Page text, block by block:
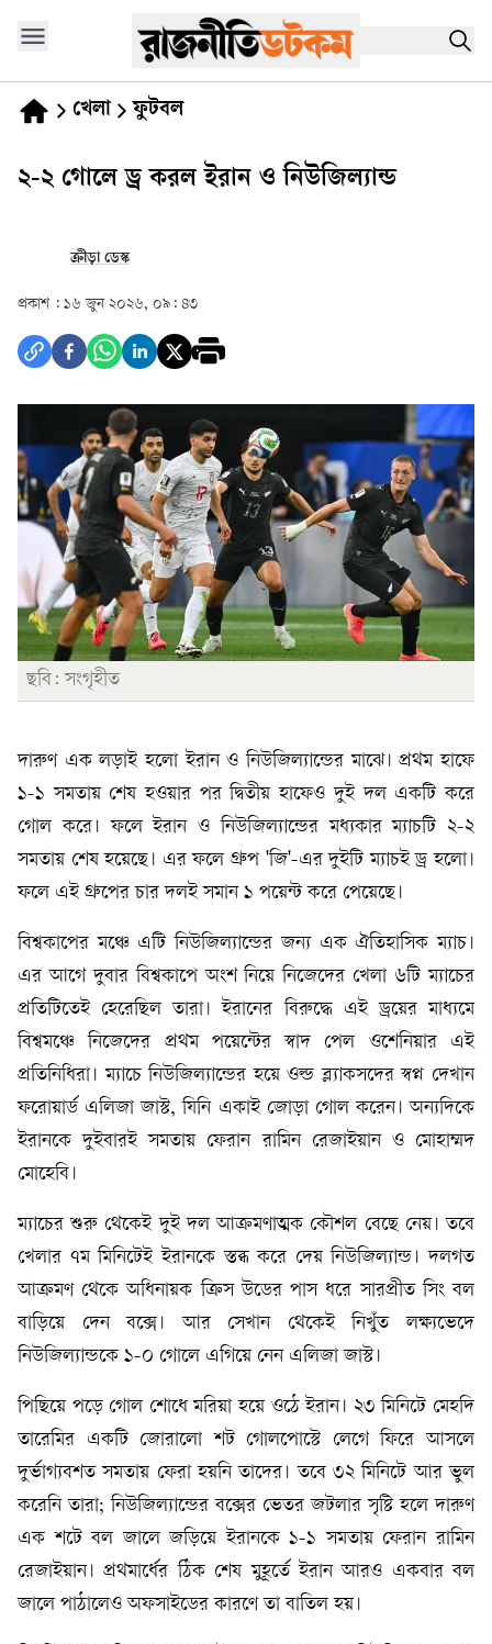
খেলা ফুটবল
২-২ গোলে ড্র করল ইরান ও নিউজিল্যান্ড
ক্রীড়া ডেস্ক
প্রকাশ : ১৬ জুন ২০২৬, ০৯: ৪৩
ছবি: সংগৃহীত
দারুণ এক লড়াই হলো ইরান ও নিউজিল্যান্ডের মাঝে। প্রথম হাফে
১-১ সমতায় শেষ হওয়ার পর দ্বিতীয় হাফেও দুই দল একটি করে
গোল করে। ফলে ইরান ও নিউজিল্যান্ডের মধ্যকার ম্যাচটি ২-২
সমতায় শেষ হয়েছে। এর ফলে গ্রুপ 'জি'-এর দুইটি ম্যাচই ড্র হলো।
ফলে এই গ্রুপের চার দলই সমান ১ পয়েন্ট করে পেয়েছে।
বিশ্বকাপের মঞ্চে এটি নিউজিল্যান্ডের জন্য এক ঐতিহাসিক ম্যাচ।
এর আগে দুবার বিশ্বকাপে অংশ নিয়ে নিজেদের খেলা ৬টি ম্যাচের
প্রতিটিতেই হেরেছিল তারা। ইরানের বিরুদ্ধে এই ড্রয়ের মাধ্যমে
বিশ্বমঞ্চে নিজেদের প্রথম পয়েন্টের স্বাদ পেল ওশেনিয়ার এই
প্রতিনিধিরা। ম্যাচে নিউজিল্যান্ডের হয়ে ওল্ড ব্ল্যাকসদের স্বপ্ন দেখান
ফরোয়ার্ড এলিজা জাস্ট, যিনি একাই জোড়া গোল করেন। অন্যদিকে
ইরানকে দুইবারই সমতায় ফেরান রামিন রেজাইয়ান ও মোহাম্মদ
মোহেবি।
ম্যাচের শুরু থেকেই দুই দল আক্রমণাত্মক কৌশল বেছে নেয়। তবে
খেলার ৭ম মিনিটেই ইরানকে স্তব্ধ করে দেয় নিউজিল্যান্ড। দলগত
আক্রমণ থেকে অধিনায়ক ক্রিস উডের পাস ধরে সারপ্রীত সিং বল
বাড়িয়ে দেন বক্সে। আর সেখান থেকেই নিখুঁত লক্ষ্যভেদে
নিউজিল্যান্ডকে ১-০ গোলে এগিয়ে নেন এলিজা জাস্ট।
পিছিয়ে পড়ে গোল শোধে মরিয়া হয়ে ওঠে ইরান। ২৩ মিনিটে মেহদি
তারেমির একটি জোরালো শট গোলপোস্টে লেগে ফিরে আসলে
দুর্ভাগ্যবশত সমতায় ফেরা হয়নি তাদের। তবে ৩২ মিনিটে আর ভুল
করেনি তারা; নিউজিল্যান্ডের বক্সের ভেতর জটলার সৃষ্টি হলে দারুণ
এক শটে বল জালে জড়িয়ে ইরানকে ১-১ সমতায় ফেরান রামিন
রেজাইয়ান। প্রথমার্ধের ঠিক শেষ মুহূর্তে ইরান আরও একবার বল
জালে পাঠালেও অফসাইডের কারণে তা বাতিল হয়।